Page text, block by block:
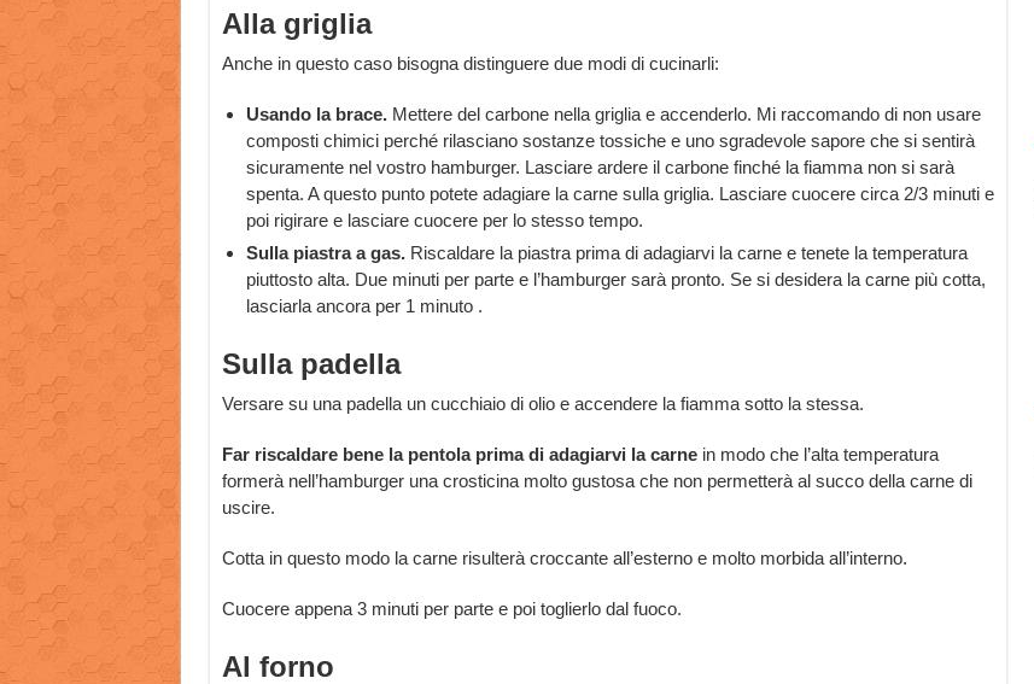
Alla griglia
Anche in questo caso bisogna distinguere due modi di cucinarli:
Usando la brace.Mettere del carbone nella griglia e accenderlo. Mi raccomando di non usare
composti chimici perché rilasciano sostanze tossiche e uno sgradevole sapore che si sentirà
sicuramente nel vostro hamburger. Lasciare ardere il carbone finché la fiamma non si sarà
spenta. A questo punto potete adagiare la carne sulla griglia. Lasciare cuocere circa 2/3 minuti e
poi rigirare e lasciare cuocere per lo stesso tempo.
Sulla piastra a gas. Riscaldare la piastra prima di adagiarvi la carne e tenete la temperatura
piuttosto alta. Due minuti per parte e l’hamburger sarà pronto. Se si desidera la carne più cotta,
lasciarla ancora per 1 minuto .
Sulla padella
Versare su una padella un cucchiaio di olio e accendere la fiamma sotto la stessa.
Far riscaldare bene la pentola prima di adagiarvi la carnein modo che l’alta temperatura
formerà nell’hamburger una crosticina molto gustosa che non permetterà al succo della carne di
uscire.
Cotta in questo modo la carne risulterà croccante all’esterno e molto morbida all’interno.
Cuocere appena 3 minuti per parte e poi toglierlo dal fuoco.
Al forno